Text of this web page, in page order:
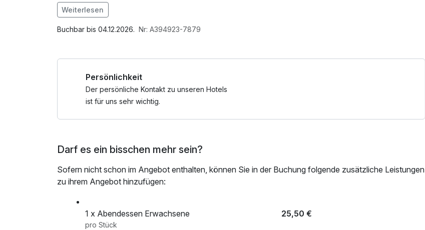
Aktivurlaub verbunden, wie nirgendwo anders. Das Hotel liegt gleich neben dem längsten Flow County
Trail Europas und durch die angrenzende Bergbahn, gibt es viele Fahrrad- und Wandertrails in
unmittelbarer Nähe.
Gerne kannst du deinen Aufenthalt mit unserer schmackhaften Halbpension direkt vor Ort upgraden.
- 15 km langer Flow Bike Trail
* SONNENSCHEINCARD
Sonnenschein Card. Mit dieser Karte werden dir viele spannende Aktivitäten, Ausflüge und tolle
Rabatte geboten.
Im Angebot enthalten
Saunabenutzung, Saunatuch, Parkplatz, Nutzung des Fitnessbereichs, W-LAN Nutzung /
Weiterlesen
Buchbar bis 04.12.2026. Nr: A394923-7879
Persönlichkeit
Der persönliche Kontakt zu unseren Hotels
ist für uns sehr wichtig.
Darf es ein bisschen mehr sein?
Sofern nicht schon im Angebot enthalten, können Sie in der Buchung folgende zusätzliche Leistungen
zu ihrem Angebot hinzufügen:
1 x Abendessen Erwachsene 25,50 €
pro Stück